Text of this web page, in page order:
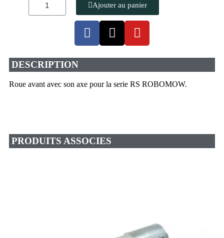
Ajouter au panier
DESCRIPTION
Roue avant avec son axe pour la serie RS ROBOMOW.
PRODUITS ASSOCIES